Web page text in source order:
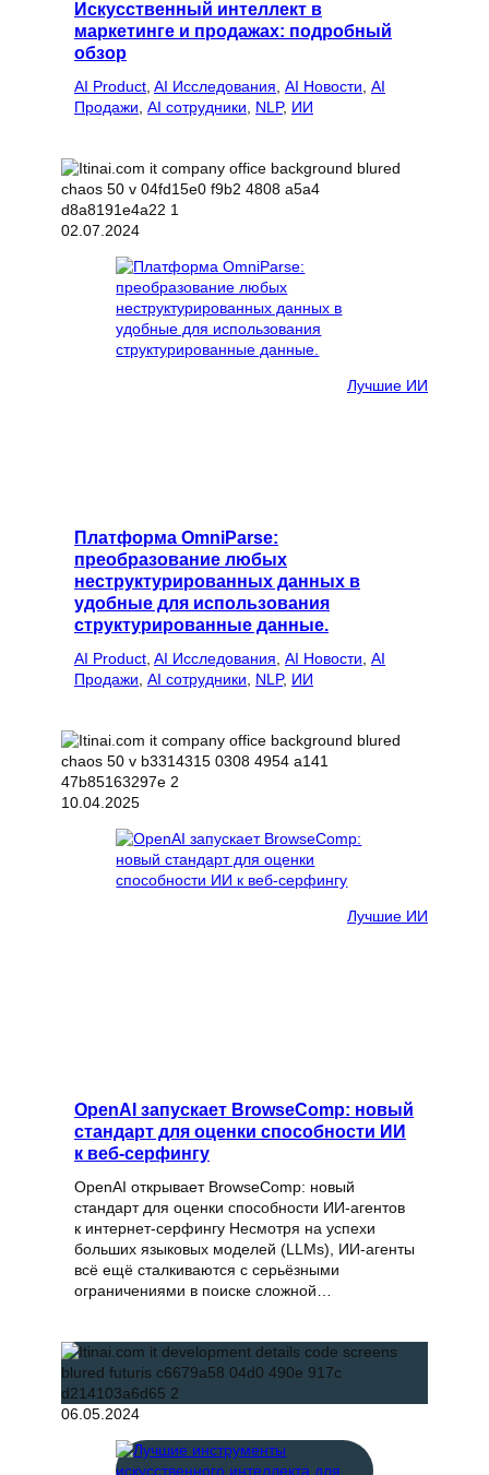
Искусственный интеллект в
маркетинге и продажах: подробный
обзор
AI Product AI Исследования AI Новости AI
Продажи AI сотрудники NLP, ИИ
02.07.2024
Лучшие ИИ
Платформа OmniParse:
преобразование любых
неструктурированных данных в
удобные для использования
структурированные данные.
AI Product AI Исследования AI Новости AI
Продажи AI сотрудники NLP, ИИ
10.04.2025
Лучшие ИИ
OpenAI запускает BrowseComp: новый
стандарт для оценки способности ИИ
к веб-серфингу
OpenAI открывает BrowseComp: новый
стандарт для оценки способности ИИ-агентов
к интернет-серфингу Несмотря на успехи
больших языковых моделей (LLMs), ИИ-агенты
всё ещё сталкиваются с серьёзными
ограничениями в поиске сложной…
06.05.2024